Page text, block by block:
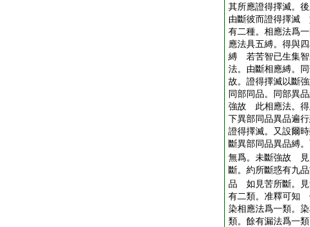
其所應證得擇滅。
由斷彼而證得擇滅
有二種。相應法爲
應法具五縛。得與
縛 若苦智已生集智
法。由斷相應縛。
故。證得擇滅以斷
同部同品。同部異
強故 此相應法。得
下異部同品異品遍
證得擇滅。又設爾
斷異部同品異品縛
無爲。未斷強故 見
斷。約所斷惑有九
品 如見苦所斷。見
有二類。准釋可知
染相應法爲一類。
類。餘有漏法爲一